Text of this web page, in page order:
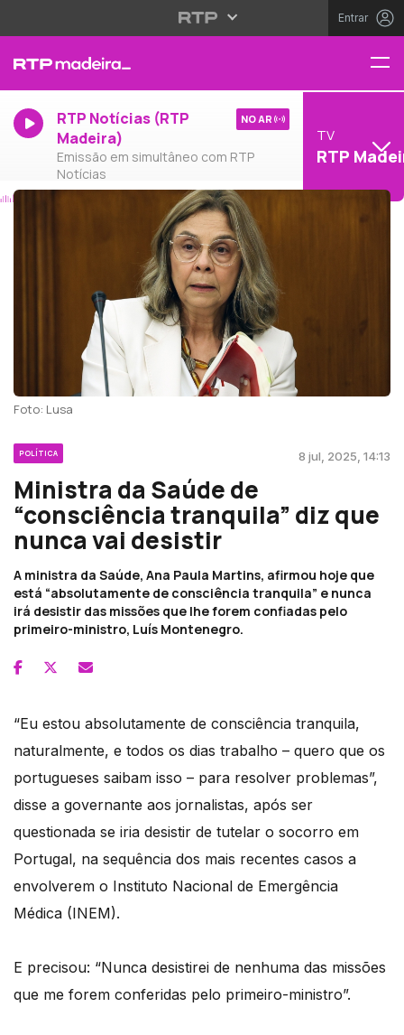
Entrar
RTP Notícias (RTP
Madeira)
Emissão em simultâneo com RTP
Notícias
NO AR
TV
RTP
Foto: Lusa
POLÍTICA 8 jul, 2025, 14:13
Ministra da Saúde de
“consciência tranquila” diz que
nunca vai desistir
A ministra da Saúde, Ana Paula Martins, afirmou hoje que
está “absolutamente de consciência tranquila” e nunca
irá desistir das missões que lhe forem confiadas pelo
primeiro-ministro, Luís Montenegro.
“Eu estou absolutamente de consciência tranquila,
naturalmente, e todos os dias trabalho – quero que os
portugueses saibam isso – para resolver problemas”,
disse a governante aos jornalistas, após ser
questionada se iria desistir de tutelar o socorro em
Portugal, na sequência dos mais recentes casos a
envolverem o Instituto Nacional de Emergência
Médica (INEM).
E precisou: “Nunca desistirei de nenhuma das missões
que me forem conferidas pelo primeiro-ministro”.